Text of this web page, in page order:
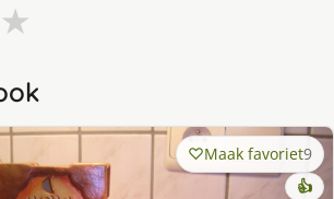
★
Maak favoriet9
👍